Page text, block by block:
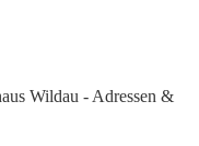
Wildau - Adressen &